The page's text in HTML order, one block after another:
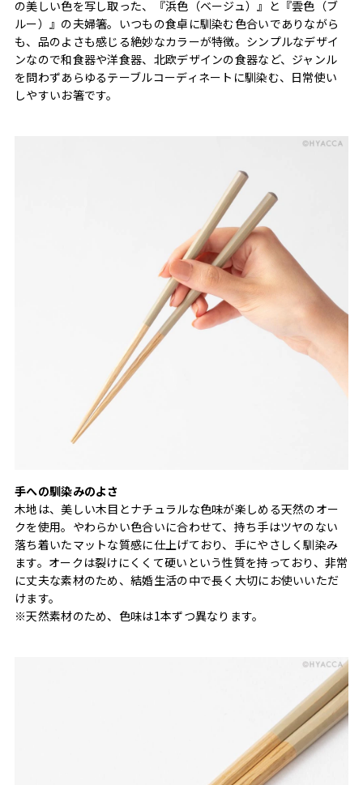
の美しい色を写し取った、『浜色（ベージュ）』と『雲色（ブ
ルー）』の夫婦箸。いつもの食卓に馴染む色合いでありながら
も、品のよさも感じる絶妙なカラーが特徴。シンプルなデザイ
ンなので和食器や洋食器、北欧デザインの食器など、ジャンル
を問わずあらゆるテーブルコーディネートに馴染む、日常使い
しやすいお箸です。
手への馴染みのよさ
木地は、美しい木目とナチュラルな色味が楽しめる天然のオー
クを使用。やわらかい色合いに合わせて、持ち手はツヤのない
落ち着いたマットな質感に仕上げており、手にやさしく馴染み
ます。オークは裂けにくくて硬いという性質を持っており、非常
に丈夫な素材のため、結婚生活の中で長く大切にお使いいただ
けます。
※天然素材のため、色味は1本ずつ異なります。